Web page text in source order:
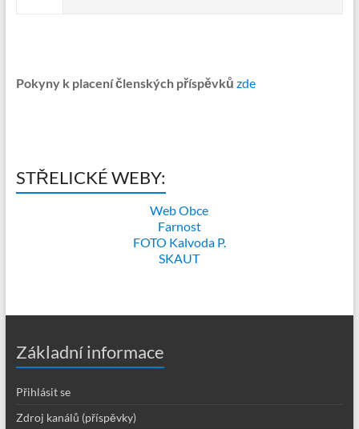
Pokyny k placení členských příspěvků zde
STŘELICKÉ WEBY:
Web Obce
Farnost
FOTO Kalvoda P.
SKAUT
Základní informace
Přihlásit se
Zdroj kanálů (příspěvky)